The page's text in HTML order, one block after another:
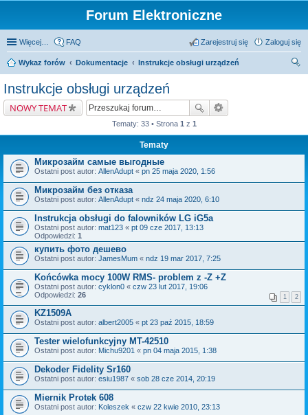
Forum Elektroniczne
Więcej… FAQ Zaloguj się
Zarejestruj się
Wykaz forów Dokumentacje
Instrukcje obsługi urządzeń
Instrukcje obsługi urządzeń
NOWY TEMAT
Tematy: 33 • Strona 1 z 1
Tematy
Микрозайм самые выгодные
Ostatni post autor: AllenAdupt « pn 25 maja 2020, 1:56
Микрозайм без отказа
Ostatni post autor: AllenAdupt « ndz 24 maja 2020, 6:10
Instrukcja obsługi do falowników LG iG5a
Ostatni post autor: mat123 « pt 09 cze 2017, 13:13
Odpowiedzi: 1
купить фото дешево
Ostatni post autor: JamesMum « ndz 19 mar 2017, 7:25
Końcówka mocy 100W RMS- problem z -Z +Z
Ostatni post autor: cyklon0 « czw 23 lut 2017, 19:06
Odpowiedzi: 26 1 2
KZ1509A
Ostatni post autor: albert2005 « pt 23 paź 2015, 18:59
Tester wielofunkcyjny MT-42510
Ostatni post autor: Michu9201 « pn 04 maja 2015, 1:38
Dekoder Fidelity Sr160
Ostatni post autor: esiu1987 « sob 28 cze 2014, 20:19
Miernik Protek 608
Ostatni post autor: Koleszek « czw 22 kwie 2010, 23:13